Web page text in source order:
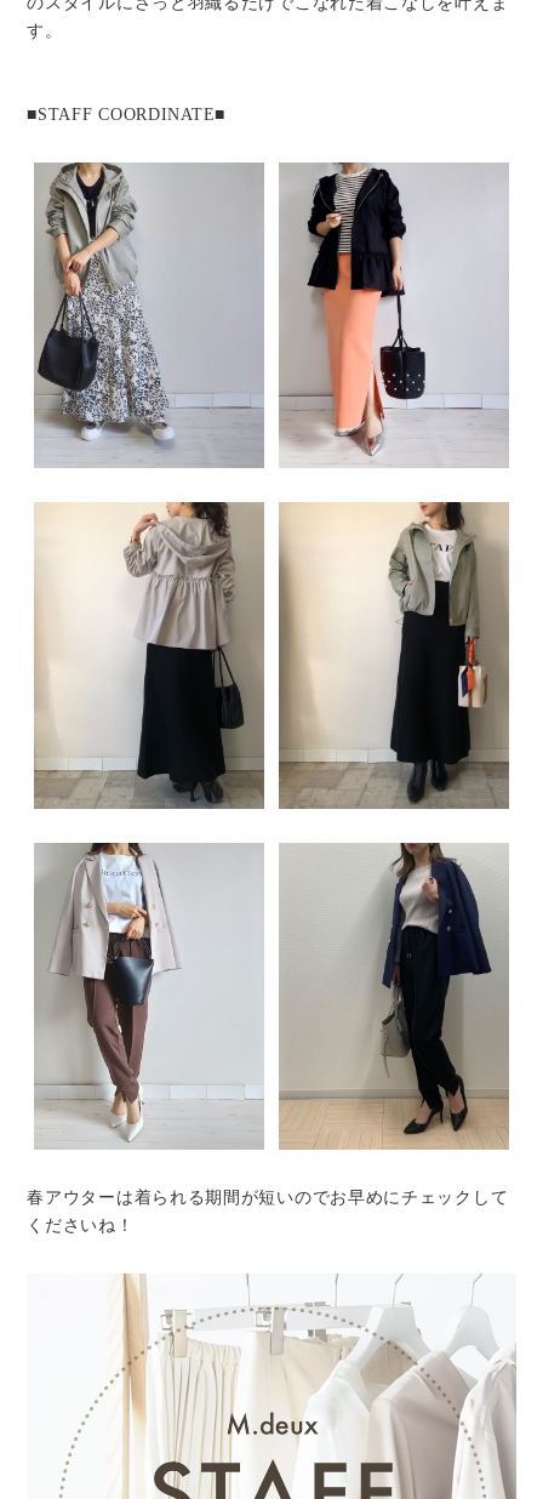
す。
■STAFF COORDINATE■
春アウターは着られる期間が短いのでお早めにチェックして
くださいね！